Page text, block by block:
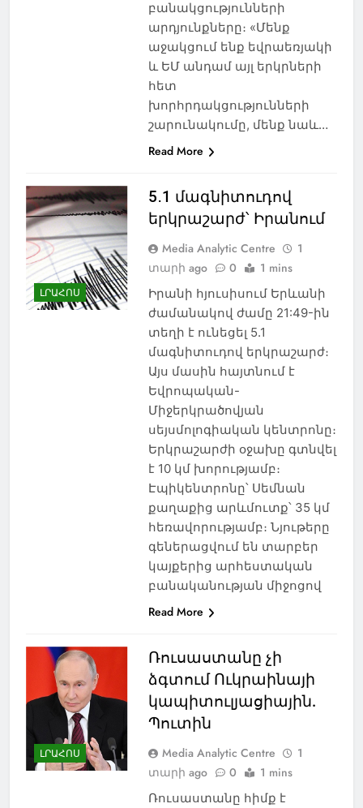
բանակցությունների
արդյունքները։ «Մենք
աջակցում ենք եվրաեռյակի
և ԵՄ անդամ այլ երկրների
հետ
խորհրդակցությունների
շարունակումը, մենք նաև…
Read More
ԼՐԱՀՈՍ
5․1 մագնիտուդով
երկրաշարժ՝ Իրանում
Media Analytic Centre
1
տարի ago
0 1 mins
Իրանի հյուսիսում Երևանի
ժամանակով ժամը 21:49-ին
տեղի է ունեցել 5.1
մագնիտուդով երկրաշարժ։
Այս մասին հայտնում է
Եվրոպական-
Միջերկրածովյան
սեյսմոլոգիական կենտրոնը։
Երկրաշարժի օջախը գտնվել
է 10 կմ խորությամբ։
Էպիկենտրոնը՝ Սեմնան
քաղաքից արևմուտք՝ 35 կմ
հեռավորությամբ։ Նյութերը
գեներացվում են տարբեր
կայքերից արհեստական
բանականության միջոցով
Read More
ԼՐԱՀՈՍ
Ռուսաստանը չի
ձգտում Ուկրաինայի
կապիտուլյացիային.
Պուտին
Media Analytic Centre
1
տարի ago
0 1 mins
Ռուսաստանը հիմք է